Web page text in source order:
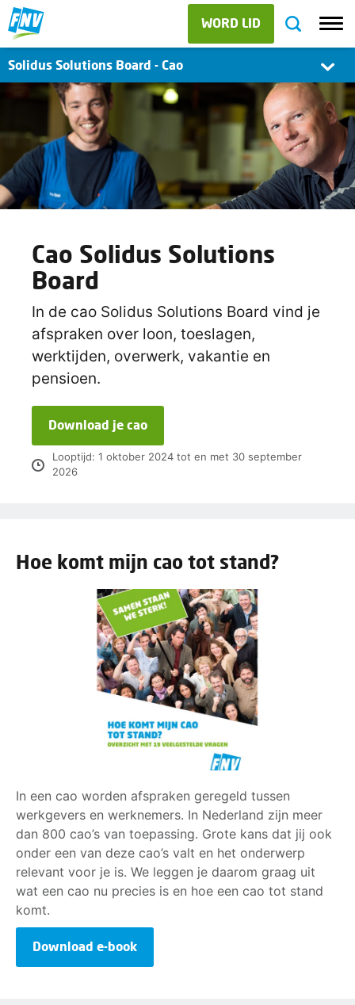
WORD LID
Solidus Solutions Board - Cao
Cao Solidus Solutions
Board
In de cao Solidus Solutions Board vind je
afspraken over loon, toeslagen,
werktijden, overwerk, vakantie en
pensioen.
Download je cao
Looptijd: 1 oktober 2024 tot en met 30 september
2026
Hoe komt mijn cao tot stand?
In een cao worden afspraken geregeld tussen
werkgevers en werknemers. In Nederland zijn meer
dan 800 cao’s van toepassing. Grote kans dat jij ook
onder een van deze cao’s valt en het onderwerp
relevant voor je is. We leggen je daarom graag uit
wat een cao nu precies is en hoe een cao tot stand
komt.
Download e-book